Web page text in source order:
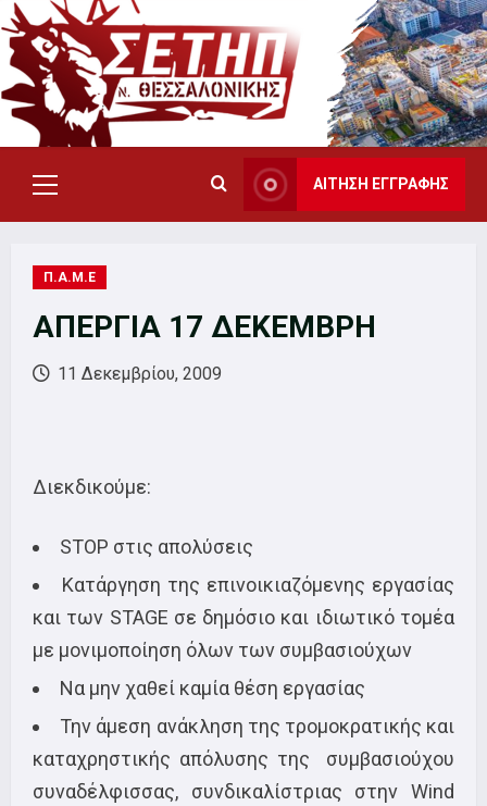
Skip
to
content
Primary
Menu
ΑΙΤΗΣΗ ΕΓΓΡΑΦΗΣ
Π.Α.Μ.Ε
ΑΠΕΡΓΙΑ 17 ΔΕΚΕΜΒΡΗ
11 Δεκεμβρίου, 2009
Διεκδικούμε:
STOP στις απολύσεις
Κατάργηση της επινοικιαζόμενης εργασίας
και των STAGE σε δημόσιο και ιδιωτικό τομέα
με μονιμοποίηση όλων των συμβασιούχων
Nα μην χαθεί καμία θέση εργασίας
Την άμεση ανάκληση της τρομοκρατικής και
καταχρηστικής απόλυσης της συμβασιούχου
συναδέλφισσας, συνδικαλίστριας στην Wind